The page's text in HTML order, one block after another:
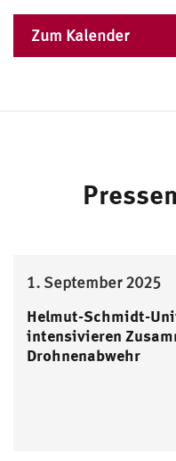
Zum Kalender
1. September 2025
Helmut-Schmidt-
intensivieren
Drohnenabwehr